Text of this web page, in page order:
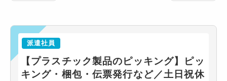
派遣社員
【プラスチック製品のピッキング】ピッ
キング・梱包・伝票発行など／土日祝休